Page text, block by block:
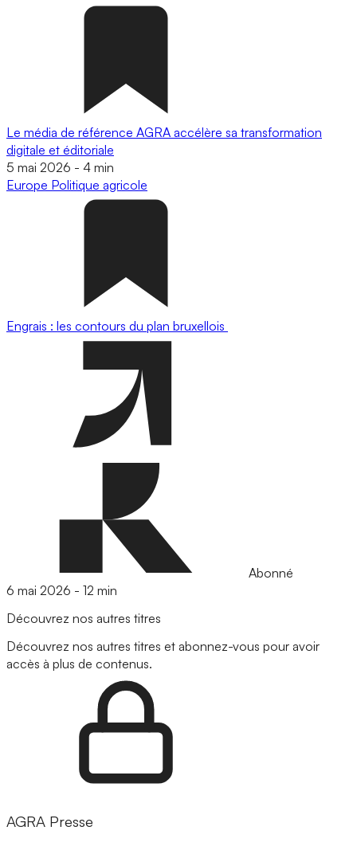
Le média de référence AGRA accélère sa transformation
digitale et éditoriale
5 mai 2026 - 4 min
Europe Politique agricole
Engrais : les contours du plan bruxellois
Abonné
6 mai 2026 - 12 min
Découvrez nos autres titres
Découvrez nos autres titres et abonnez-vous pour avoir
accès à plus de contenus.
AGRA Presse